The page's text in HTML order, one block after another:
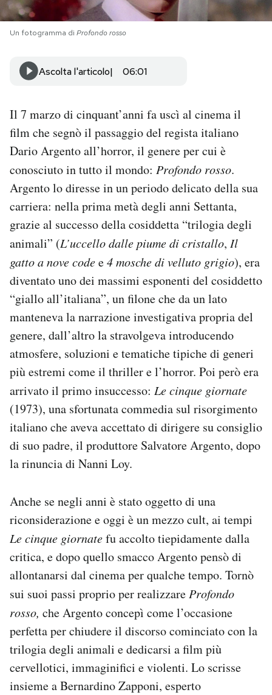
I MIEI PREFERITI
SHOP
AREA PERSONALE
Area Personale
Newsletter
Notifiche mobile
Esci
Un fotogramma di Profondo rosso
Ascolta l'articolo 06:01
Il 7 marzo di cinquant’anni fa uscì al cinema il
film che segnò il passaggio del regista italiano
Dario Argento all’horror, il genere per cui è
conosciuto in tutto il mondo: Profondo rosso.
Argento lo diresse in un periodo delicato della sua
carriera: nella prima metà degli anni Settanta,
grazie al successo della cosiddetta “trilogia degli
animali” (L’uccello dalle piume di cristallo, Il
gatto a nove codee4 mosche di velluto grigio), era
diventato uno dei massimi esponenti del cosiddetto
“giallo all’italiana”, un filone che da un lato
manteneva la narrazione investigativa propria del
genere, dall’altro la stravolgeva introducendo
atmosfere, soluzioni e tematiche tipiche di generi
più estremi come il thriller e l’horror. Poi però era
arrivato il primo insuccesso: Le cinque giornate
(1973), una sfortunata commedia sul risorgimento
italiano che aveva accettato di dirigere su consiglio
di suo padre, il produttore Salvatore Argento, dopo
la rinuncia di Nanni Loy.
Anche se negli anni è stato oggetto di una
riconsiderazione e oggi è un mezzo cult, ai tempi
Le cinque giornatefu accolto tiepidamente dalla
critica, e dopo quello smacco Argento pensò di
allontanarsi dal cinema per qualche tempo. Tornò
sui suoi passi proprio per realizzareProfondo
rosso, che Argento concepì come l’occasione
perfetta per chiudere il discorso cominciato con la
trilogia degli animali e dedicarsi a film più
cervellotici, immaginifici e violenti. Lo scrisse
insieme a Bernardino Zapponi, esperto